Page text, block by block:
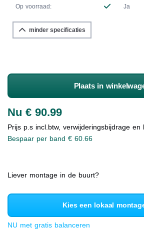
Op voorraad:
Ja
minder specificaties
Plaats in
Nu € 90.99
Prijs p.s incl.btw, verwijderingsbijdrage en
Bespaar per band € 60.66
Liever montage in de buurt?
Kies een lokaal
NU met gratis balanceren